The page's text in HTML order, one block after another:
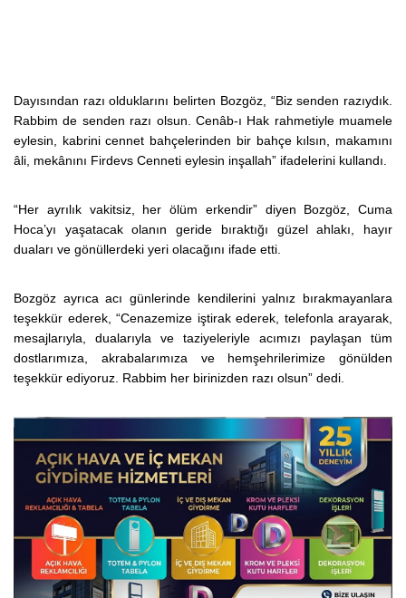
Dayısından razı olduklarını belirten Bozgöz, “Biz senden razıydık.
Rabbim de senden razı olsun. Cenâb-ı Hak rahmetiyle muamele
eylesin, kabrini cennet bahçelerinden bir bahçe kılsın, makamını
âli, mekânını Firdevs Cenneti eylesin inşallah” ifadelerini kullandı.
“Her ayrılık vakitsiz, her ölüm erkendir” diyen Bozgöz, Cuma
Hoca’yı yaşatacak olanın geride bıraktığı güzel ahlakı, hayır
duaları ve gönüllerdeki yeri olacağını ifade etti.
Bozgöz ayrıca acı günlerinde kendilerini yalnız bırakmayanlara
teşekkür ederek, “Cenazemize iştirak ederek, telefonla arayarak,
mesajlarıyla, dualarıyla ve taziyeleriyle acımızı paylaşan tüm
dostlarımıza, akrabalarımıza ve hemşehrilerimize gönülden
teşekkür ediyoruz. Rabbim her birinizden razı olsun” dedi.